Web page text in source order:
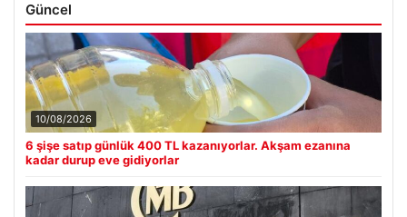
Güncel
10/08/2026
6 şişe satıp günlük 400 TL kazanıyorlar. Akşam ezanına
kadar durup eve gidiyorlar